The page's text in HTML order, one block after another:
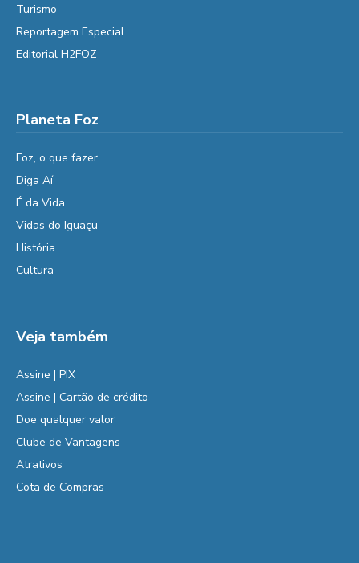
Turismo
Reportagem Especial
Editorial H2FOZ
Planeta Foz
Foz, o que fazer
Diga Aí
É da Vida
Vidas do Iguaçu
História
Cultura
Veja também
Assine | PIX
Assine | Cartão de crédito
Doe qualquer valor
Clube de Vantagens
Atrativos
Cota de Compras